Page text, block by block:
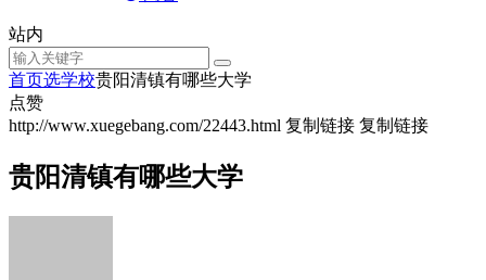
站内
首页选学校贵阳清镇有哪些大学
点赞
http://www.xuegebang.com/22443.html 复制链接 复制链接
贵阳清镇有哪些大学